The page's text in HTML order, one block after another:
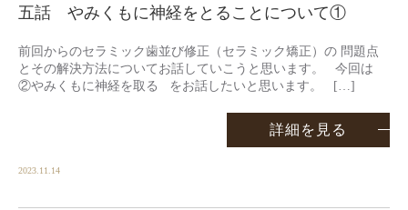
五話 やみくもに神経をとることについて①
前回からのセラミック歯並び修正（セラミック矯正）の 問題点
とその解決方法についてお話していこうと思います。 今回は
②やみくもに神経を取る をお話したいと思います。 […]
詳細を見る
2023.11.14